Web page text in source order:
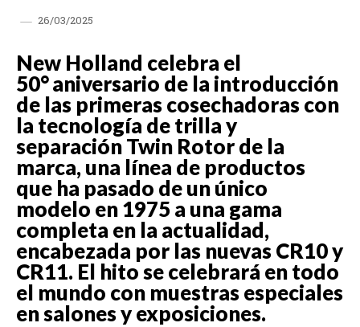
26/03/2025
New Holland celebra el
50°aniversario de la introducción
de las primeras cosechadoras con
la tecnología de trilla y
separación Twin Rotor de la
marca, una línea de productos
que ha pasado de un único
modelo en 1975 a una gama
completa en la actualidad,
encabezada por las nuevas CR10 y
CR11. El hito se celebrará en todo
el mundo con muestras especiales
en salones y exposiciones.